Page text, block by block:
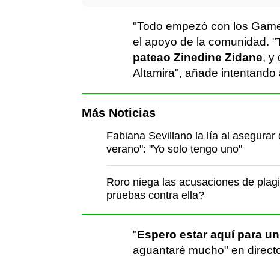
"Todo empezó con los
el apoyo de la comunidad. "
pateao Zinedine Zidane, y
Altamira", añade intentando
Más Noticias
Fabiana Sevillano la lía al
verano": "Yo solo tengo uno"
Roro niega las acusaciones de
pruebas contra ella?
"Espero estar aquí para
aguantaré mucho" en